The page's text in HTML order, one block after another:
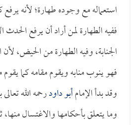
استعماله مع وجوده طهارة؛ لأنه
ففيه الطهارة لمن أراد أن يرفع
الجنابة، وفيه الطهارة من الحيض،
فهو ينوب منابه ويقوم مقامه كما
وقد بدأ الإمامأبو داودرحمه الله تعالى
وما يتعلق بأحكامها والاغتسال منها،